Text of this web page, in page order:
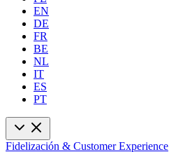
EN
DE
FR
BE
NL
IT
ES
PT
Fidelización & Customer Experience